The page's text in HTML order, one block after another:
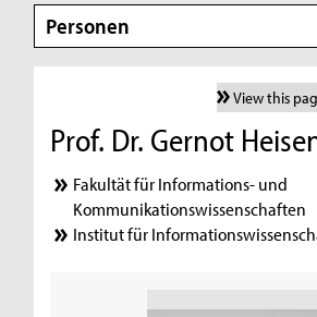
Personen
View this
Prof. Dr. Gernot
Fakultät für Informations- und
Kommunikationswissenschaften
Institut für